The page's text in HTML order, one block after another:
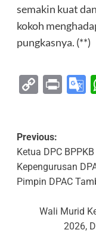
semakin kuat
kokoh
pungkasnya. (**)
Copy
Previous:
Ketua DPC
Kepengurusan
Pimpin DPAC
Wali Murid
2026,